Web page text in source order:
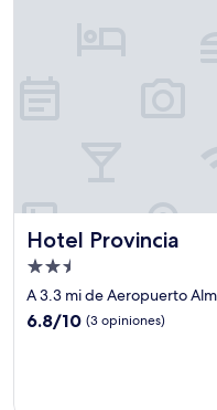
Hotel Provincia
Hotel Provincia
Propiedad
de
2.5
A 3.3 mi de Aeropuerto
6.8
6.8/10 (3 opiniones)